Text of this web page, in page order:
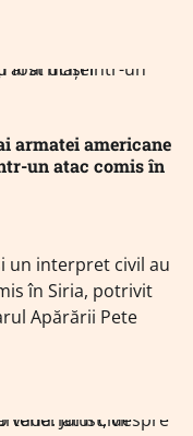
armatei americane
un atac comis în
un interpret civil au
în Siria, potrivit
Apărării Pete